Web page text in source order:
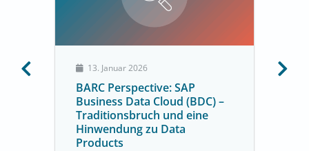
13. Januar 2026
BARC Perspective: SAP
Business Data Cloud (BDC) –
Traditionsbruch und eine
Hinwendung zu Data
Products